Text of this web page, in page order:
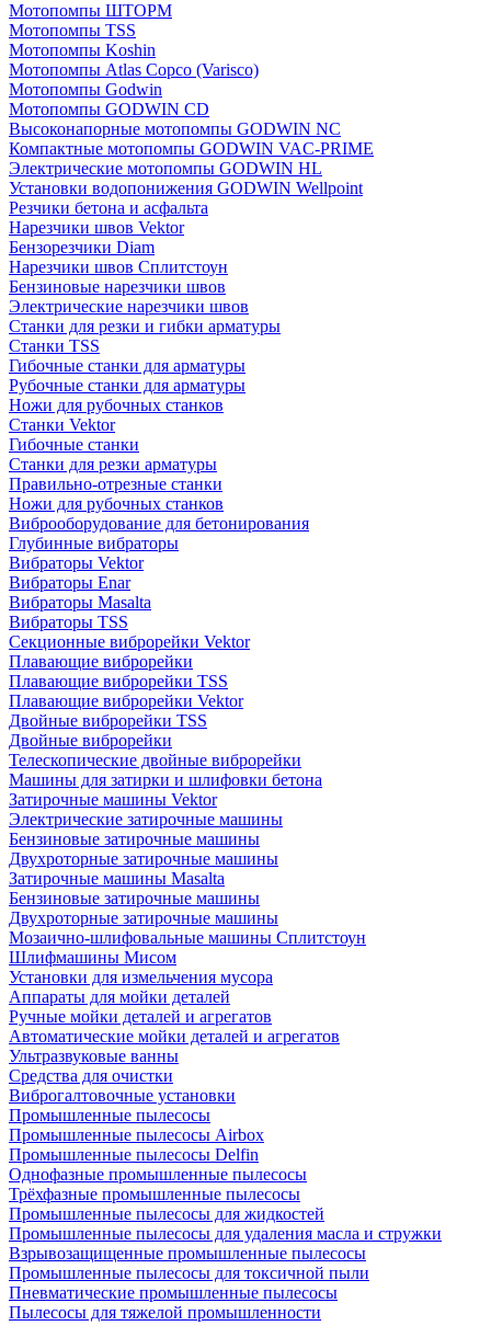
Мотопомпы ШТОРМ
Мотопомпы TSS
Мотопомпы Koshin
Мотопомпы Atlas Copco (Varisco)
Мотопомпы Godwin
Мотопомпы GODWIN CD
Высоконапорные мотопомпы GODWIN NC
Компактные мотопомпы GODWIN VAC-PRIME
Электрические мотопомпы GODWIN HL
Установки водопонижения GODWIN Wellpoint
Резчики бетона и асфальта
Нарезчики швов Vektor
Бензорезчики Diam
Нарезчики швов Сплитстоун
Бензиновые нарезчики швов
Электрические нарезчики швов
Станки для резки и гибки арматуры
Станки TSS
Гибочные станки для арматуры
Рубочные станки для арматуры
Ножи для рубочных станков
Станки Vektor
Гибочные станки
Станки для резки арматуры
Правильно-отрезные станки
Ножи для рубочных станков
Виброоборудование для бетонирования
Глубинные вибраторы
Вибраторы Vektor
Вибраторы Enar
Вибраторы Masalta
Вибраторы TSS
Секционные виброрейки Vektor
Плавающие виброрейки
Плавающие виброрейки TSS
Плавающие виброрейки Vektor
Двойные виброрейки TSS
Двойные виброрейки
Телескопические двойные виброрейки
Машины для затирки и шлифовки бетона
Затирочные машины Vektor
Электрические затирочные машины
Бензиновые затирочные машины
Двухроторные затирочные машины
Затирочные машины Masalta
Бензиновые затирочные машины
Двухроторные затирочные машины
Мозаично-шлифовальные машины Сплитстоун
Шлифмашины Мисом
Установки для измельчения мусора
Аппараты для мойки деталей
Ручные мойки деталей и агрегатов
Автоматические мойки деталей и агрегатов
Ультразвуковые ванны
Средства для очистки
Виброгалтовочные установки
Промышленные пылесосы
Промышленные пылесосы Airbox
Промышленные пылесосы Delfin
Однофазные промышленные пылесосы
Трёхфазные промышленные пылесосы
Промышленные пылесосы для жидкостей
Промышленные пылесосы для удаления масла и стружки
Взрывозащищенные промышленные пылесосы
Промышленные пылесосы для токсичной пыли
Пневматические промышленные пылесосы
Пылесосы для тяжелой промышленности